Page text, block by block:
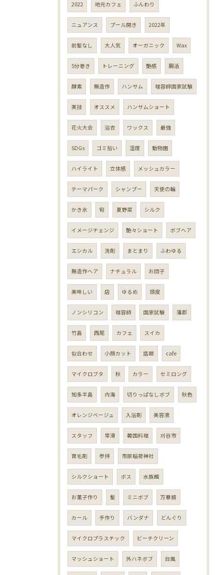
2022 地元カフェ ふんわり
ニュアンス プール開き 2022年
前髪なし 大人気 オーガニック Wax
5分巻き トレーニング 艶感 腸活
酵素 無造作 ハンサム 理容師国家試験
実技 オススメ ハンサムショート
花火大会 浴衣 ワックス 最強
SDGs ゴミ拾い 湿度 動物園
ハイライト 立体感 メッシュカラー
テーマパーク シャンプー 天使の輪
かき氷 旬 夏野菜 シルク
イメージチェンジ 艶々ショート ボブヘア
エシカル 洗剤 まとまり ふわゆる
無造作ヘア ナチュラル お団子
美味しい 店 ゆるめ 頭皮
ノンシリコン 理容師 国家試験 蒲郡
竹島 西尾 カフェ スイカ
似合わせ 小顔カット 話題 cafe
マイクロブタ 秋 カラー セミロング
知多半島 内海 切りっぱなしボブ 秋色
オレンジベージュ 入浴剤 美容液
スタッフ 常滑 韓国料理 刈谷市
育毛剤 参拝 市原稲荷神社
シルクショート ボス 水族館
お菓子作り 髪 ミニボブ 万華鏡
カール 手作り バンダナ どんぐり
マイクロプラスチック ビーチクリーン
マッシュショート 外ハネボブ 台風